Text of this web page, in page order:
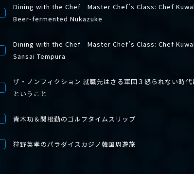
Dining with the Chef Master Chef’s Class: Chef
Beer-fermented Nukazuke
Dining with the Chef Master Chef’s Class: Chef
Sansai Tempura
ザ・ノンフィクション 就職先はさる軍団３怒られない時代
ということ
青木功＆関根勤のゴルフタイムスリップ
狩野英孝のパラダイスカジノ韓国周遊旅